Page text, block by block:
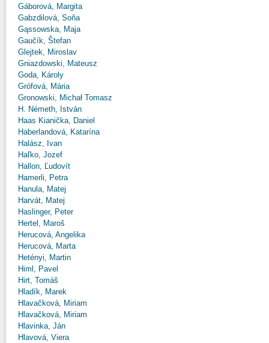
Gáborová, Margita
Gabzdilová, Soňa
Gąssowska, Maja
Gaučík, Štefan
Glejtek, Miroslav
Gniazdowski, Mateusz
Goda, Károly
Grófová, Mária
Gronowski, Michał Tomasz
H. Németh, István
Haas Kianička, Daniel
Haberlandová, Katarína
Halász, Ivan
Haľko, Jozef
Hallon, Ľudovít
Hamerli, Petra
Hanula, Matej
Harvát, Matej
Haslinger, Peter
Hertel, Maroš
Herucová, Angelika
Herucová, Marta
Hetényi, Martin
Himl, Pavel
Hirt, Tomáš
Hladík, Marek
Hlavačková, Miriam
Hlavačková, Miriam
Hlavinka, Ján
Hlavová, Viera